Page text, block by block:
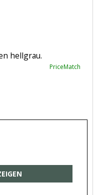
hellgrau.
PriceMatch